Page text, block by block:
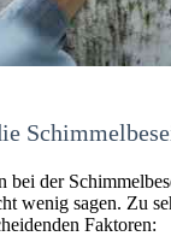
bei der
wenig sagen. Zu
Faktoren: